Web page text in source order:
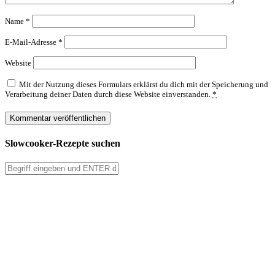
Name *
E-Mail-Adresse *
Website
Mit der Nutzung dieses Formulars erklärst du dich mit der Speicherung und
Verarbeitung deiner Daten durch diese Website einverstanden. *
Slowcooker-Rezepte suchen